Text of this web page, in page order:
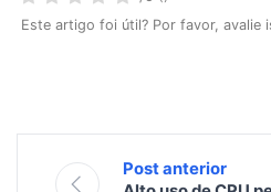
Este artigo foi útil? Por favor, avalie
Post anterior